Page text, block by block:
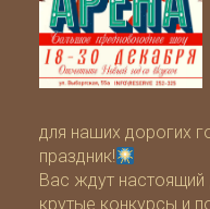
для наших дорогих
праздник!
Вас ждут
крутые конкурсы и